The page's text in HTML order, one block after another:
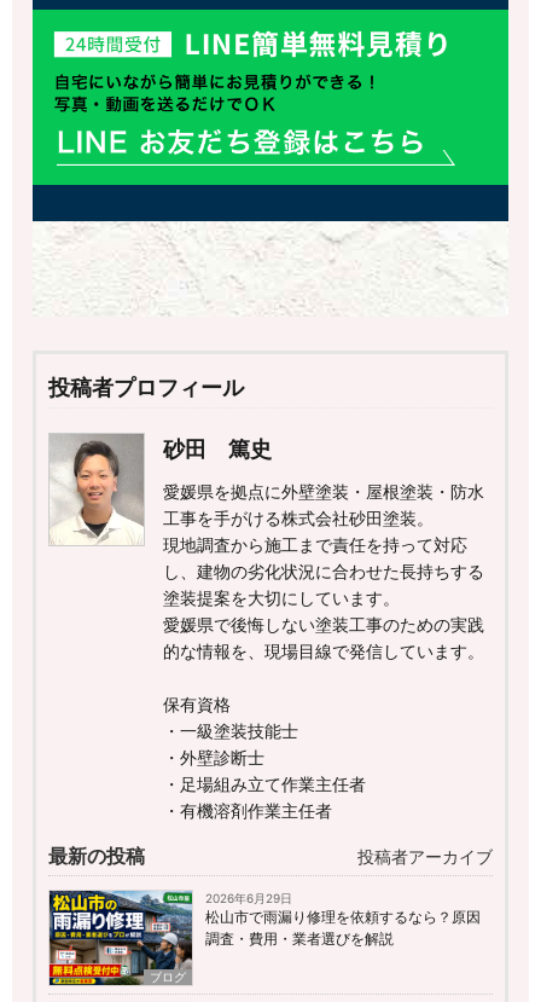
投稿者プロフィール
砂田 篤史
愛媛県を拠点に外壁塗装・屋根塗装・防水
工事を手がける株式会社砂田塗装。
現地調査から施工まで責任を持って対応
し、建物の劣化状況に合わせた長持ちする
塗装提案を大切にしています。
愛媛県で後悔しない塗装工事のための実践
的な情報を、現場目線で発信しています。
保有資格
・一級塗装技能士
・外壁診断士
・足場組み立て作業主任者
・有機溶剤作業主任者
最新の投稿 投稿者アーカイブ
ブログ
2026年6月29日
松山市で雨漏り修理を依頼するなら？原因
調査・費用・業者選びを解説